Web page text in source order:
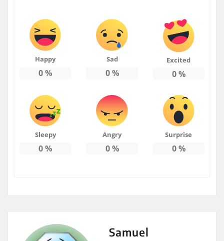
Happy
0%
Sad
0%
Excited
0%
Sleepy
0%
Angry
0%
Surprise
0%
Samuel